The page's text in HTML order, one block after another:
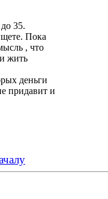
35.
Пока
, что
жить
деньги
придавит и